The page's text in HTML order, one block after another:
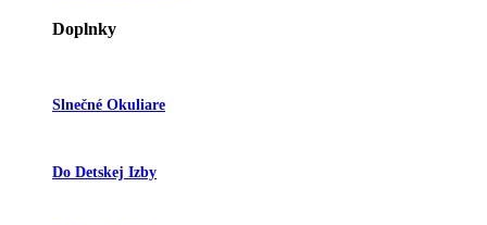
Doplnky
Slnečné Okuliare
Do Detskej Izby